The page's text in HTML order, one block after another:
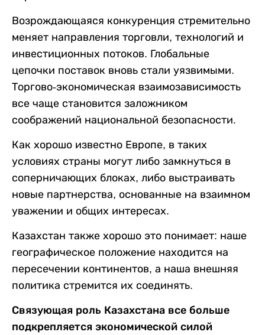
Возрождающаяся конкуренция стремительно
меняет направления торговли, технологий и
инвестиционных потоков. Глобальные
цепочки поставок вновь стали уязвимыми.
Торгово-экономическая взаимозависимость
все чаще становится заложником
соображений национальной безопасности.
Как хорошо известно Европе, в таких
условиях страны могут либо замкнуться в
соперничающих блоках, либо выстраивать
новые партнерства, основанные на взаимном
уважении и общих интересах.
Казахстан также хорошо это понимает: наше
географическое положение находится на
пересечении континентов, а наша внешняя
политика стремится их соединять.
Связующая роль Казахстана все больше
подкрепляется экономической силой